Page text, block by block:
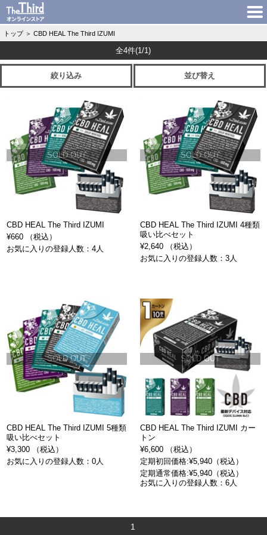
トップ ＞ CBD HEAL The Third IZUMI
全4件(1/1)
絞り込み 並び替え
SOLD OUT
CBD HEAL The Third IZUMI
¥660 （税込）
お気に入りの登録人数：4人
SOLD OUT
CBD HEAL The Third IZUMI 4種類
吸い比べセット
¥2,640 （税込）
お気に入りの登録人数：3人
SOLD OUT
CBD HEAL The Third IZUMI 5種類
吸い比べセット
¥3,300 （税込）
お気に入りの登録人数：0人
SOLD OUT
CBD HEAL The Third IZUMI カー
トン
¥6,600 （税込）
定期初回価格:¥5,940（税込）
定期通常価格:¥5,940（税込）
お気に入りの登録人数：6人
1